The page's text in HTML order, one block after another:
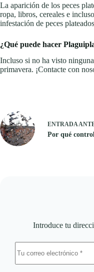
La aparición de los peces
ropa, libros, cereales e
infestación de peces
¿Qué puede hacer
Incluso si no ha visto
primavera. ¡Contacte con
ENTRADA
Por qué
Introduce tu